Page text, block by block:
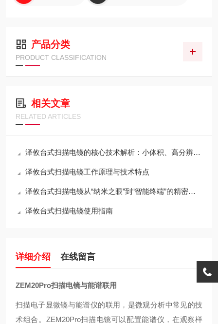
产品分类
PRODUCT CLASSIFICATION
相关文章
RELATED ARTICLES
泽攸台式扫描电镜的核心技术解析：小体积、高分辨率与桌面化的如何兼得？
泽攸台式扫描电镜工作原理与技术特点
泽攸台式扫描电镜从“纳米之眼”到“智能终端”的精密架构
泽攸台式扫描电镜使用指南
详细介绍 在线留言
ZEM20Pro扫描电镜与能谱联用
扫描电子显微镜与能谱仪的联用，是微观分析中常见的技
术组合。ZEM20Pro扫描电镜可以配置能谱仪，在观察样